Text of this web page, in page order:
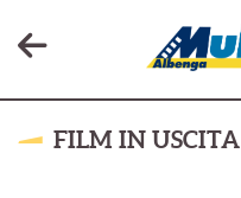
FILM IN USCITA